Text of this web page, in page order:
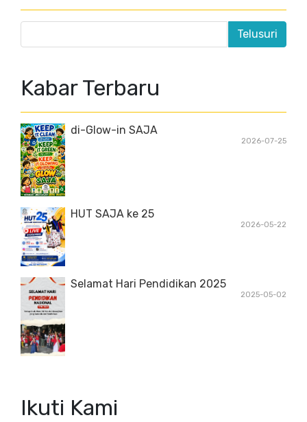
Kabar Terbaru
di-Glow-in SAJA
2026-07-25
HUT SAJA ke 25
2026-05-22
Selamat Hari Pendidikan 2025
2025-05-02
Ikuti Kami